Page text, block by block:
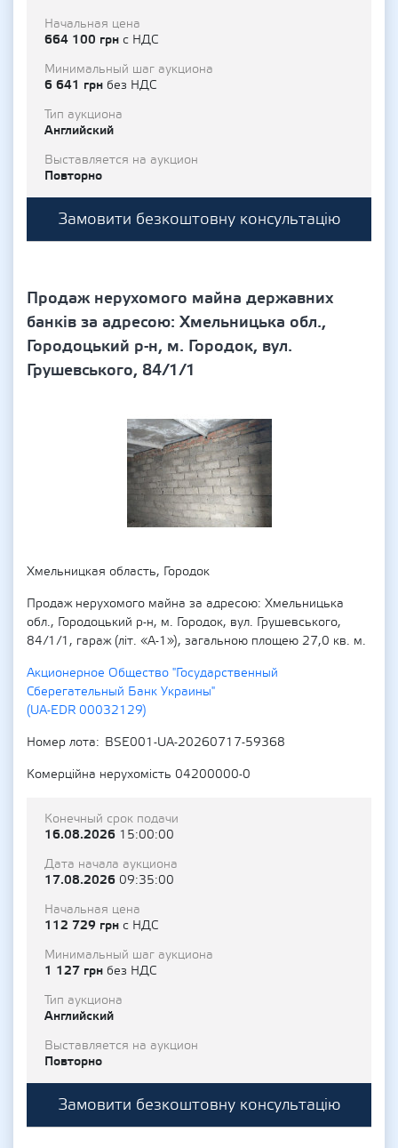
Начальная цена
664 100 грн с НДС
Минимальный шаг аукциона
6 641 грн без НДС
Тип аукциона
Английский
Выставляется на аукцион
Повторно
Замовити безкоштовну консультацію
Продаж нерухомого майна державних
банків за адресою: Хмельницька обл.,
Городоцький р-н, м. Городок, вул.
Грушевського, 84/1/1
Хмельницкая область, Городок
Продаж нерухомого майна за адресою: Хмельницька
обл., Городоцький р-н, м. Городок, вул. Грушевського,
84/1/1, гараж (літ. «А-1»), загальною площею 27,0 кв. м.
Акционерное Общество "Государственный
Сберегательный Банк Украины"
(UA-EDR 00032129)
Номер лота
BSE001-UA-20260717-59368
Комерційна нерухомість 04200000-0
Конечный срок подачи
16.08.2026 15:00:00
Дата начала аукциона
17.08.2026 09:35:00
Начальная цена
112 729 грн с НДС
Минимальный шаг аукциона
1 127 грн без НДС
Тип аукциона
Английский
Выставляется на аукцион
Повторно
Замовити безкоштовну консультацію